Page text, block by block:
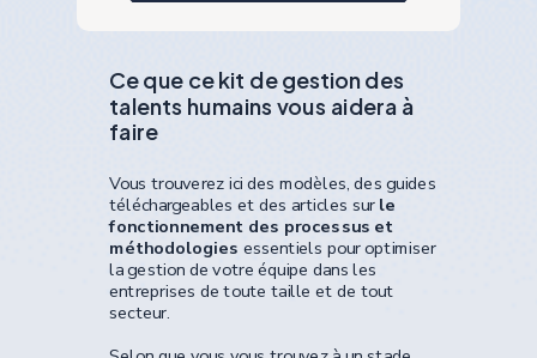
Ce que ce kit de gestion des
talents humains vous aidera à
faire
Vous trouverez ici des modèles, des guides
téléchargeables et des articles sur le
fonctionnement des processus et
méthodologies essentiels pour optimiser
la gestion de votre équipe dans les
entreprises de toute taille et de tout
secteur.